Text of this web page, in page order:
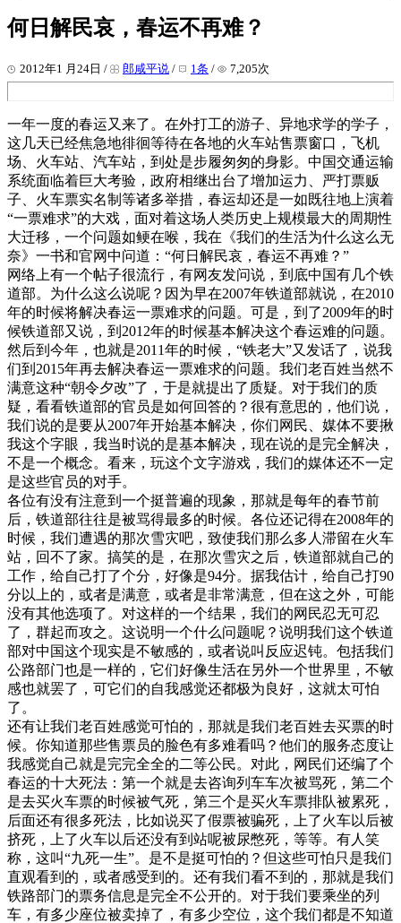
何日解民哀，春运不再难？
2012年1 月24日 / 郎咸平说 / 1条 / 7,205次
一年一度的春运又来了。在外打工的游子、异地求学的学子，
这几天已经焦急地徘徊等待在各地的火车站售票窗口，飞机
场、火车站、汽车站，到处是步履匆匆的身影。中国交通运输
系统面临着巨大考验，政府相继出台了增加运力、严打票贩
子、火车票实名制等诸多举措，春运却还是一如既往地上演着
“一票难求”的大戏，面对着这场人类历史上规模最大的周期性
大迁移，一个问题如鲠在喉，我在《我们的生活为什么这么无
奈》一书和官网中问道：“何日解民哀，春运不再难？”
网络上有一个帖子很流行，有网友发问说，到底中国有几个铁
道部。为什么这么说呢？因为早在2007年铁道部就说，在2010
年的时候将解决春运一票难求的问题。可是，到了2009年的时
候铁道部又说，到2012年的时候基本解决这个春运难的问题。
然后到今年，也就是2011年的时候，“铁老大”又发话了，说我
们到2015年再去解决春运一票难求的问题。我们老百姓当然不
满意这种“朝令夕改”了，于是就提出了质疑。对于我们的质
疑，看看铁道部的官员是如何回答的？很有意思的，他们说，
我们说的是要从2007年开始基本解决，你们网民、媒体不要揪
我这个字眼，我当时说的是基本解决，现在说的是完全解决，
不是一个概念。看来，玩这个文字游戏，我们的媒体还不一定
是这些官员的对手。
各位有没有注意到一个挺普遍的现象，那就是每年的春节前
后，铁道部往往是被骂得最多的时候。各位还记得在2008年的
时候，我们遭遇的那次雪灾吧，致使我们那么多人滞留在火车
站，回不了家。搞笑的是，在那次雪灾之后，铁道部就自己的
工作，给自己打了个分，好像是94分。据我估计，给自己打90
分以上的，或者是满意，或者是非常满意，但在这之外，可能
没有其他选项了。对这样的一个结果，我们的网民忍无可忍
了，群起而攻之。这说明一个什么问题呢？说明我们这个铁道
部对中国这个现实是不敏感的，或者说叫反应迟钝。包括我们
公路部门也是一样的，它们好像生活在另外一个世界里，不敏
感也就罢了，可它们的自我感觉还都极为良好，这就太可怕
了。
还有让我们老百姓感觉可怕的，那就是我们老百姓去买票的时
候。你知道那些售票员的脸色有多难看吗？他们的服务态度让
我感觉自己就是完完全全的二等公民。对此，网民们还编了个
春运的十大死法：第一个就是去咨询列车车次被骂死，第二个
是去买火车票的时候被气死，第三个是买火车票排队被累死，
后面还有很多死法，比如说买了假票被骗死，上了火车以后被
挤死，上了火车以后还没有到站呢被尿憋死，等等。有人笑
称，这叫“九死一生”。是不是挺可怕的？但这些可怕只是我们
直观看到的，或者感受到的。还有我们看不到的，那就是我们
铁路部门的票务信息是完全不公开的。对于我们要乘坐的列
车，有多少座位被卖掉了，有多少空位，这个我们都是不知道